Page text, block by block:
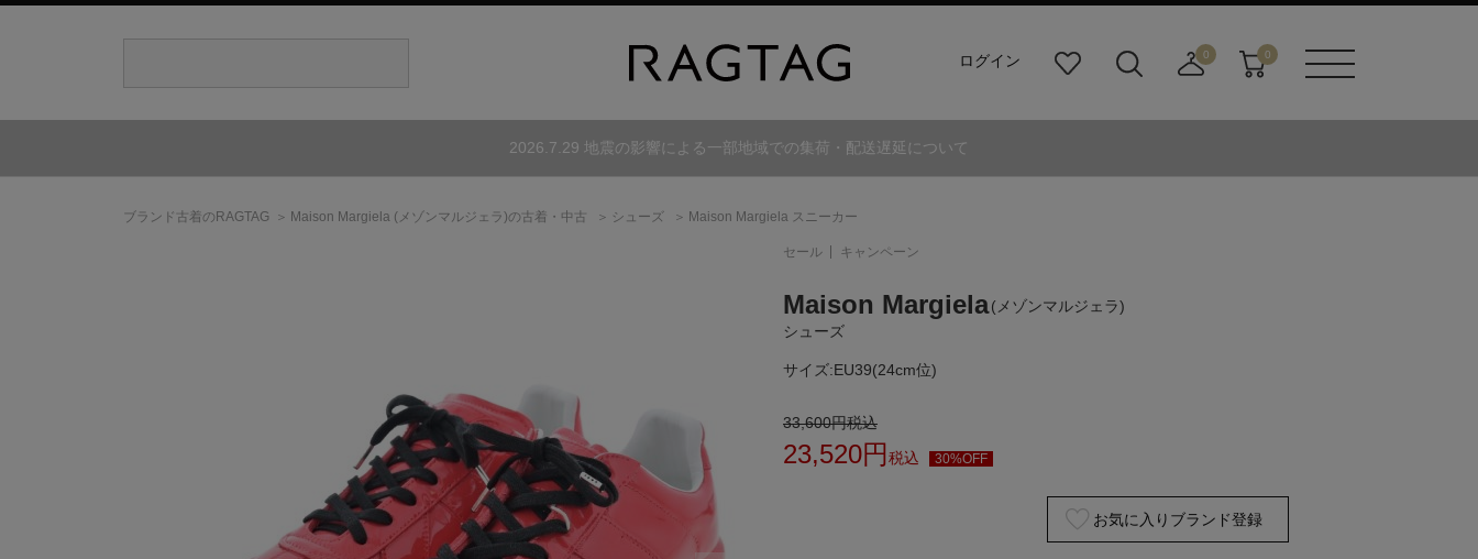
ログイン
り
ダ
0
寄
0
2026.7.29 地震の影響による一部地域での集荷・配送遅延について
ブランド古着のRAGTAG Maison Margiela (メゾンマルジェラ)の古着・中古 シューズ Maison Margiela スニーカー
セール キャンペーン
Maison Margiela(メゾンマルジェラ)
シューズ
サイズ:EU39(24cm位)
33,600円税込
23,520円税込 30%OFF
お気に入りブランド登録